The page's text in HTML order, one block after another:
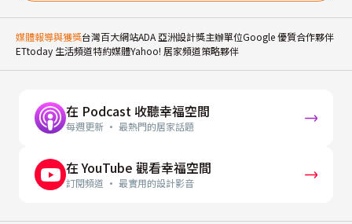
媒體報導與獲獎台灣百大網站ADA 亞洲設計獎主辦單位Google 優質合作夥伴
ETtoday 生活頻道特約媒體Yahoo! 居家頻道策略夥伴
在 Podcast 收聽幸福空間
每週更新 · 最熱門的居家話題
在 YouTube 觀看幸福空間
訂閱頻道 · 最實用的設計影音